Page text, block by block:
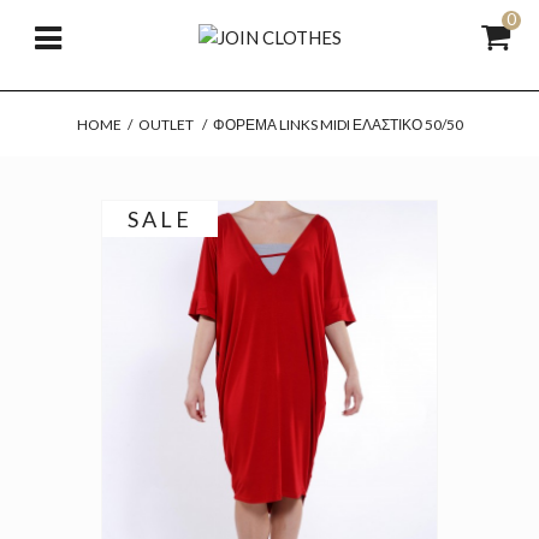
0
HOME / OUTLET / ΦΌΡΕΜΑ LINKS MIDI ΕΛΑΣΤΙΚΌ 50/50
SALE